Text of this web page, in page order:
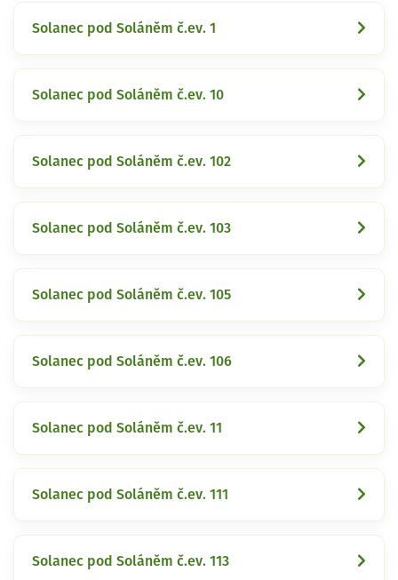
Solanec pod Soláněm č.ev. 1
Solanec pod Soláněm č.ev. 10
Solanec pod Soláněm č.ev. 102
Solanec pod Soláněm č.ev. 103
Solanec pod Soláněm č.ev. 105
Solanec pod Soláněm č.ev. 106
Solanec pod Soláněm č.ev. 11
Solanec pod Soláněm č.ev. 111
Solanec pod Soláněm č.ev. 113